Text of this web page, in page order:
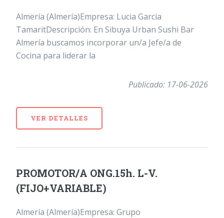
Almería (Almería)Empresa: Lucia Garcia
TamaritDescripción: En Sibuya Urban Sushi Bar
Almería buscamos incorporar un/a Jefe/a de
Cocina para liderar la
Publicado: 17-06-2026
VER DETALLES
PROMOTOR/A ONG.15h. L-V.
(FIJO+VARIABLE)
Almería (Almería)Empresa: Grupo